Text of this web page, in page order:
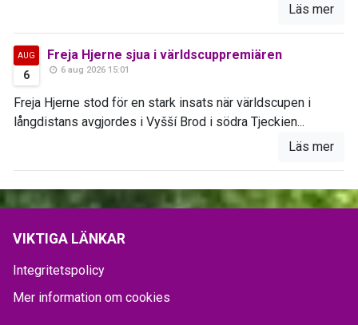
Läs mer
AUG
6
Freja Hjerne sjua i världscuppremiären
6 aug 2026 15:01
Freja Hjerne stod för en stark insats när världscupen i
långdistans avgjordes i Vyšší Brod i södra Tjeckien...
Läs mer
VIKTIGA LÄNKAR
Integritetspolicy
Mer information om cookies